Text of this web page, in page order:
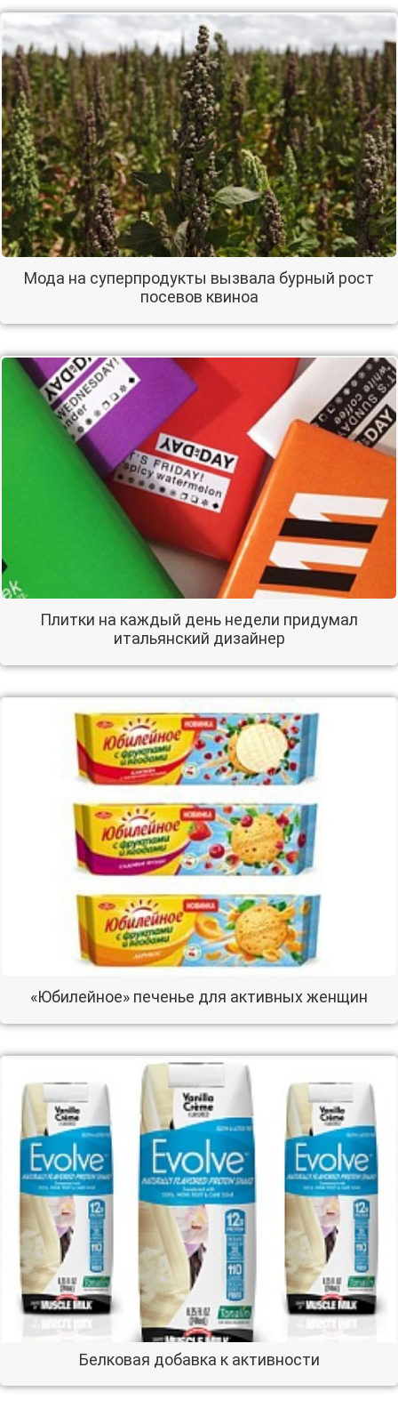
Мода на суперпродукты вызвала бурный рост
посевов квиноа
Плитки на каждый день недели придумал
итальянский дизайнер
«Юбилейное» печенье для активных женщин
Белковая добавка к активности